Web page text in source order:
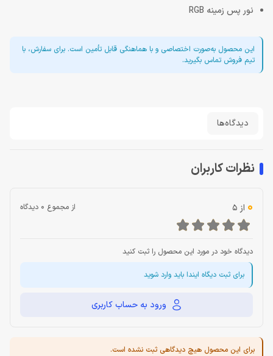
نور پس زمینه RGB
این محصول به‌صورت اختصاصی و با هماهنگی قابل تأمین است. برای سفارش، با
تیم فروش تماس بگیرید.
دیدگاه‌ها
نظرات کاربران
0 از 5 از مجموع 0 دیدگاه
دیدگاه خود در مورد این محصول را ثبت کنید
برای ثبت دیگاه ایندا باید وارد شوید
ورود به حساب کاربری
برای این محصول هیچ دیدگاهی ثبت نشده است.